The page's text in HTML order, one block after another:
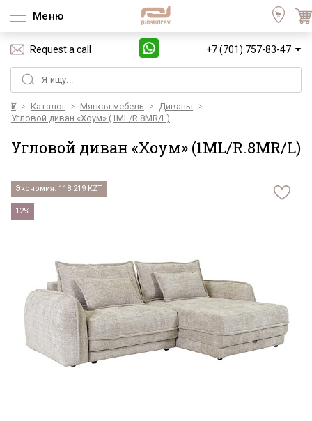
Меню
Request a call +7 (701) 757-83-47
Үй Каталог Мягкая мебель
Диваны
Угловой диван «Хоум» (1ML/R.8MR/L)
Угловой диван «Хоум» (1ML/R.8MR/L)
Экономия: 118 219 KZT
12%